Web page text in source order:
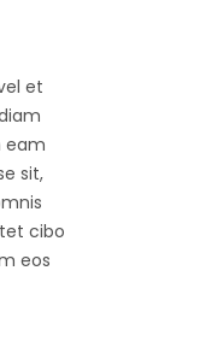
et
eam
sit,
cibo
eos